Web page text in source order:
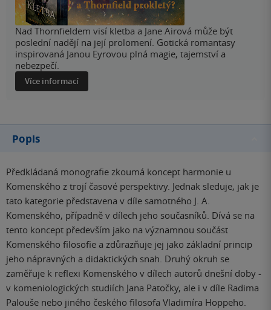
Nad Thornfieldem visí kletba a Jane Airová může být
poslední nadějí na její prolomení. Gotická romantasy
inspirovaná Janou Eyrovou plná magie, tajemství a
nebezpečí.
Více informací
Popis
Předkládaná monografie zkoumá koncept harmonie u
Komenského z trojí časové perspektivy. Jednak sleduje, jak je
tato kategorie představena v díle samotného J. A.
Komenského, případně v dílech jeho současníků. Dívá se na
tento koncept především jako na významnou součást
Komenského filosofie a zdůrazňuje jej jako základní princip
jeho nápravných a didaktických snah. Druhý okruh se
zaměřuje k reflexi Komenského v dílech autorů dnešní doby -
v komeniologických studiích Jana Patočky, ale i v díle Radima
Palouše nebo jiného českého filosofa Vladimíra Hoppeho.